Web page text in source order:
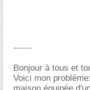
------
Bonjour à tous et
Voici mon